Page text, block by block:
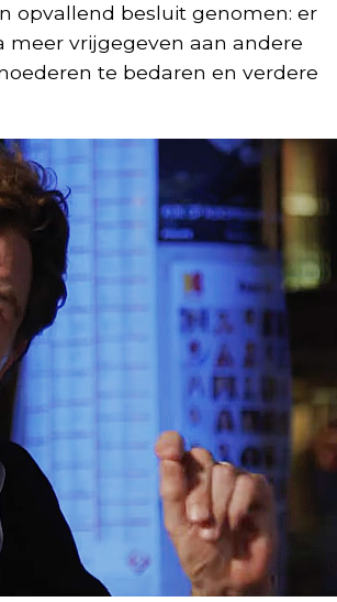
opvallend besluit genomen: er
vrijgegeven aan andere
te bedaren en verdere